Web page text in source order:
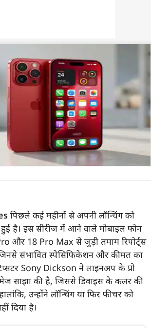
पिछले कई महीनों से अपनी लॉन्चिंग को
है। इस सीरीज में आने वाले मोबाइल फोन
और 18 Pro Max से जुड़ी तमाम रिपोर्ट्स
संभावित स्पेसिफिकेशन और कीमत का
Sony Dickson ने लाइनअप के प्रो
साझा की है, जिससे डिवाइस के कलर की
उन्होंने लॉन्चिंग या फिर फीचर को
दिया है।